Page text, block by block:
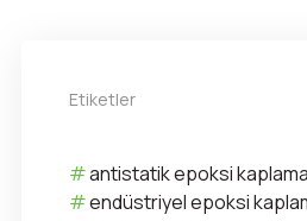
Etiketler
antistatik epoksi kaplama
endüstriyel epoksi